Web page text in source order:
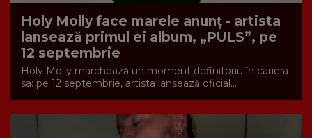
Holy Molly face marele anunț - artista
lansează primul ei album, „PULS”, pe
12 septembrie
Holy Molly marchează un moment definitoriu în cariera
sa: pe 12 septembrie, artista lansează oficial...